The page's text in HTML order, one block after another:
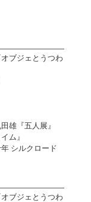
ブジェとうつわ
雄『五人展』
ム』
シルクロード
ブジェとうつわ